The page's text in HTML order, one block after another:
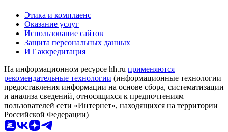
Этика и комплаенс
Оказание услуг
Использование сайтов
Защита персональных данных
ИТ аккредитация
На информационном ресурсе hh.ru применяются
рекомендательные технологии (информационные технологии
предоставления информации на основе сбора, систематизации
и анализа сведений, относящихся к предпочтениям
пользователей сети «Интернет», находящихся на территории
Российской Федерации)